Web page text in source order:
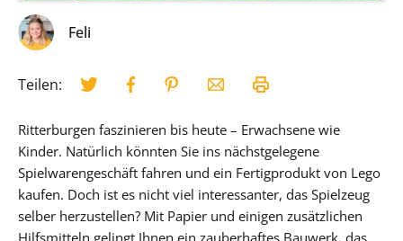
Feli
Teilen:
Ritterburgen faszinieren bis heute – Erwachsene wie
Kinder. Natürlich könnten Sie ins nächstgelegene
Spielwarengeschäft fahren und ein Fertigprodukt von Lego
kaufen. Doch ist es nicht viel interessanter, das Spielzeug
selber herzustellen? Mit Papier und einigen zusätzlichen
Hilfsmitteln gelingt Ihnen ein zauberhaftes Bauwerk, das